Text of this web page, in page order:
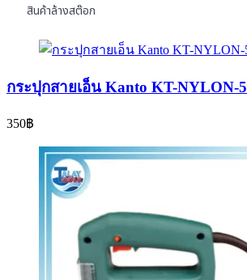
สินค้าล้างสต๊อก
กระปุกสายเอ็น Kanto KT-NYLON-5
350฿